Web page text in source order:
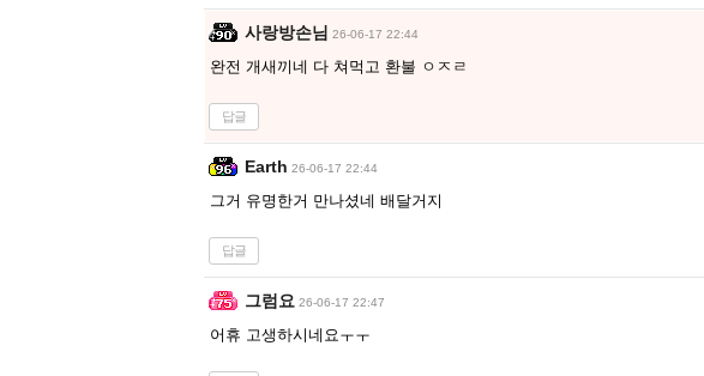
사랑방손님 26-06-17 22:44
완전 개새끼네 다 쳐먹고 환불 ㅇㅈㄹ
답글
Earth 26-06-17 22:44
그거 유명한거 만나셨네 배달거지
답글
그럼요 26-06-17 22:47
어휴 고생하시네요ㅜㅜ